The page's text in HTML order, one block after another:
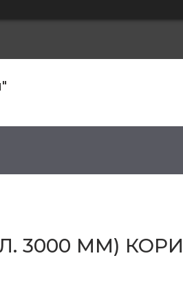
3000 ММ)